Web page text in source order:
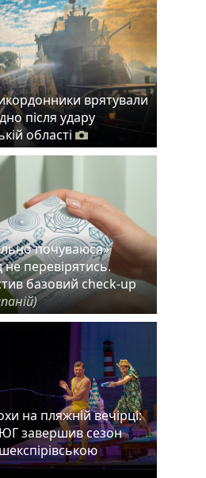
врятували
після удару
області
почуваюся»
перевірятись.
базовий check-up
на пляжній вечірці:
завершив сезон